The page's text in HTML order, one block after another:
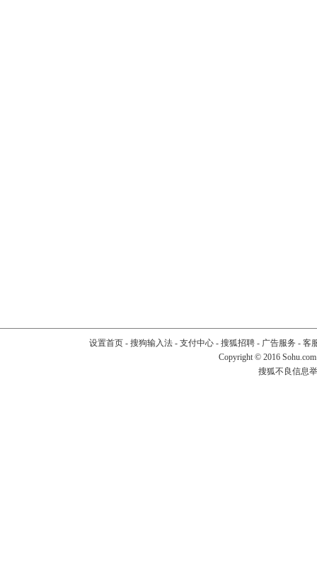
设置首页- 搜狗输入法- 支付中心- 搜狐招聘- 广告服务 - 客
Copyright © 2016
搜狐不良信息